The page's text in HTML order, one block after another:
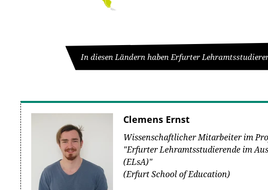
In diesen Ländern haben Erfurter
Clemens Ernst
Wissenschaftlicher Mitarbeiter im
"Erfurter Lehramtsstudierende im
(ELsA)"
(Erfurt School of Education)